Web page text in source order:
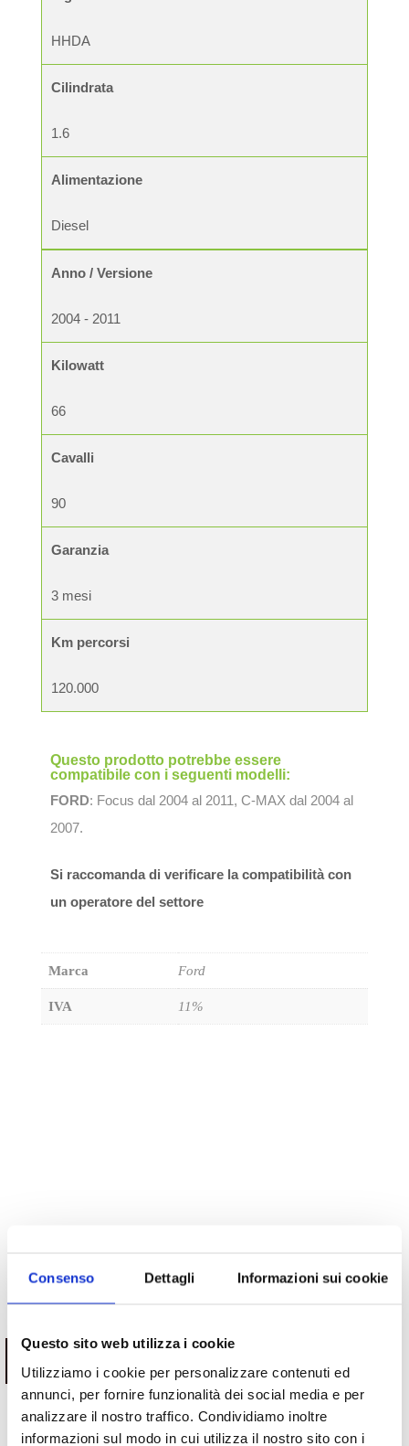
Consenso Dettagli Informazioni sui cookie
Questo sito web utilizza i cookie
Utilizziamo i cookie per personalizzare contenuti ed
annunci, per fornire funzionalità dei social media e per
analizzare il nostro traffico. Condividiamo inoltre
informazioni sul modo in cui utilizza il nostro sito con i
HHDA
Cilindrata
1.6
Alimentazione
Diesel
Anno / Versione
2004 - 2011
Kilowatt
66
Cavalli
90
Garanzia
3 mesi
Km percorsi
120.000
Questo prodotto potrebbe essere
compatibile con i seguenti modelli:
FORD: Focus dal 2004 al 2011, C-MAX dal 2004 al
2007.
Si raccomanda di verificare la compatibilità con
un operatore del settore
Marca Ford
IVA 11%
Potrebbe interessarti
ESAURITO.
SU WHATSAPP!
ESAURITO.
SU WHATSAPP!